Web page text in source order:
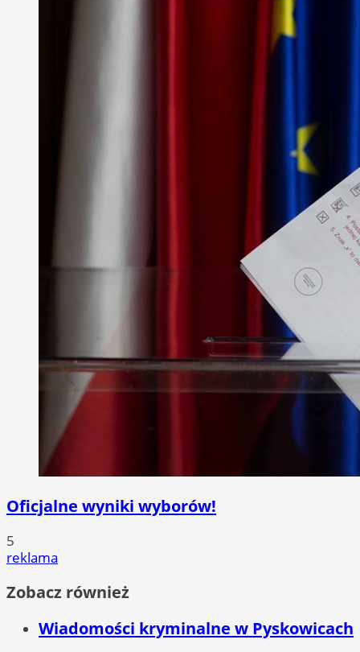
Oficjalne wyniki wyborów!
5
reklama
Zobacz również
Wiadomości kryminalne w Pyskowicach